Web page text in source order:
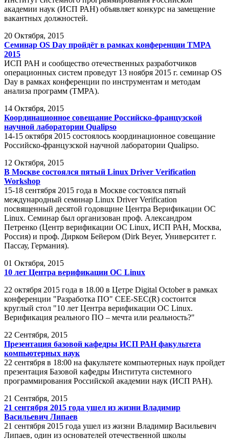
академии наук (ИСП РАН) объявляет конкурс на замещение
вакантных должностей.
20 Октября, 2015
Семинар OS Day пройдёт в рамках конференции TMPA
2015
ИСП РАН и сообщество отечественных разработчиков
операционных систем проведут 13 ноября 2015 г. семинар OS
Day в рамках конференции по инструментам и методам
анализа программ (TMPA).
14 Октября, 2015
Координационное совещание Российско-французской
научной лаборатории Qualipso
14-15 октября 2015 состоялось координационное совещание
Российско-французской научной лаборатории Qualipso.
12 Октября, 2015
В Москве состоялся пятый Linux Driver Verification
Workshop
15-18 сентября 2015 года в Москве состоялся пятый
международный семинар Linux Driver Verification
посвященный десятой годовщине Центра Верификации ОС
Linux. Семинар был организован проф. Александром
Петренко (Центр верификации ОС Linux, ИСП РАН, Москва,
Россия) и проф. Дирком Бейером (Dirk Beyer, Университет г.
Пассау, Германия).
01 Октября, 2015
10 лет Центра верификации ОС Linux
22 октября 2015 года в 18.00 в Цетре Digital October в рамках
конференции "Разработка ПО" CEE-SEC(R) состоится
круглый стол "10 лет Центра верификации ОС Linux.
Верификация реального ПО – мечта или реальность?"
22 Сентября, 2015
Презентация базовой кафедры ИСП РАН факультета
компьютерных наук
22 сентября в 18:00 на факультете компьютерных наук пройдет
презентация Базовой кафедры Института системного
программирования Российской академии наук (ИСП РАН).
21 Сентября, 2015
21 сентября 2015 года ушел из жизни Владимир
Васильевич Липаев
21 сентября 2015 года ушел из жизни Владимир Васильевич
Липаев, один из основателей отечественной школы